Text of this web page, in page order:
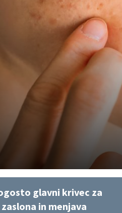
glavni krivec za
in menjava